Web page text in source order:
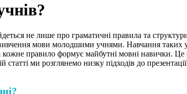
не лише про граматичні правила та
мови молодшими учнями. Навчання таких
кожне правило формує майбутні мовні навички. Це
ми розглянемо низку підходів до